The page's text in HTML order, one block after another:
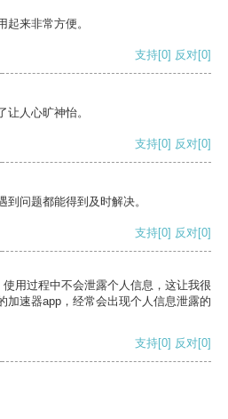
来非常方便。
支持[0] 反对[0]
人心旷神怡。
支持[0] 反对[0]
问题都能得到及时解决。
支持[0] 反对[0]
用过程中不会泄露个人信息，这让我很
加速器app，经常会出现个人信息泄露的
支持[0] 反对[0]